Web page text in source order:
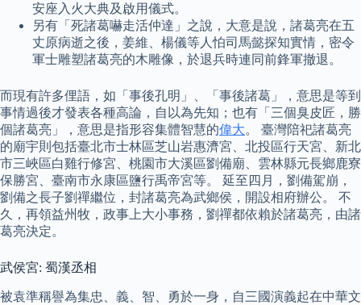
安座入火大典及啟用儀式。
另有「死諸葛嚇走活仲達」之說，大意是說，諸葛亮在五
丈原病逝之後，姜維、楊儀等人怕司馬懿探知實情，密令
軍士雕塑諸葛亮的木雕像，於退兵時連同前鋒軍撤退。
而現有許多俚語，如「事後孔明」、「事後諸葛」，意思是等到
事情過後才發表各種高論，自以為先知；也有「三個臭皮匠，勝
個諸葛亮」，意思是指形容集體智慧的偉大。 臺灣陪祀諸葛亮
的廟宇則包括臺北市士林區芝山岩惠濟宮、北投區行天宮、新北
市三峽區白雞行修宮、桃園市大溪區劉備廟、雲林縣元長鄉鹿寮
保勝宮、臺南市永康區鹽行禹帝宮等。 延至四月，劉備駕崩，
劉備之長子劉禪繼位，封諸葛亮為武鄉侯，開設相府辦公。 不
久，再領益州牧，政事上大小事務，劉禪都依賴於諸葛亮，由諸
葛亮決定。
武侯宮: 蜀漢丞相
被袁準稱譽為集忠、義、智、勇於一身，自三國演義起在中華文